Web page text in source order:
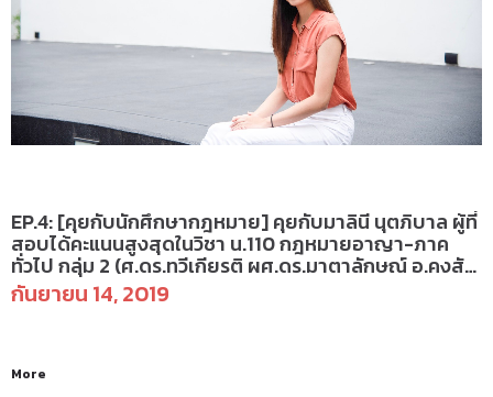
EP.4: [คุยกับนักศึกษากฎหมาย] คุยกับมาลินี นุตภิบาล ผู้ที่
สอบได้คะแนนสูงสุดในวิชา น.110 กฎหมายอาญา-ภาค
ทั่วไป กลุ่ม 2 (ศ.ดร.ทวีเกียรติ ผศ.ดร.มาตาลักษณ์ อ.คงสัจ
จา อ.เพียรรัตน์)
กันยายน 14, 2019
More